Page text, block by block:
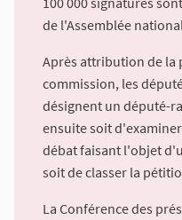
de l'Assemblée
Après attribution de la
commission, les
désignent un député-
ensuite soit
débat faisant l'objet
soit de classer la
La Conférence des